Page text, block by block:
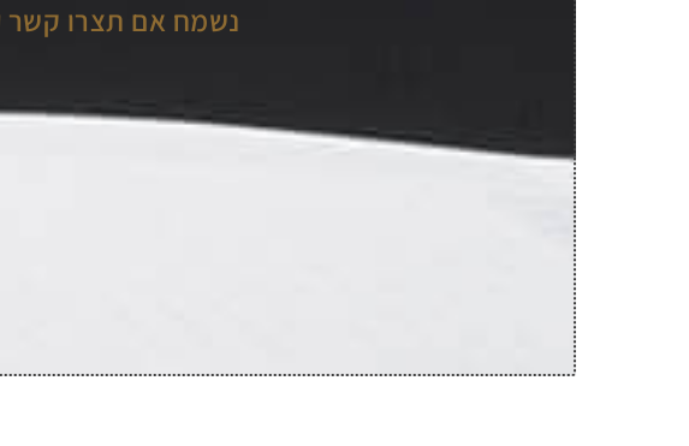
נשמח אם תצרו קשר